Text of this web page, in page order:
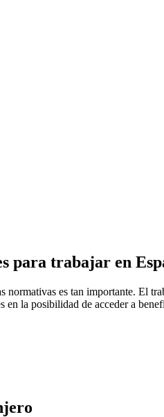
para trabajar en
es tan importante. El
la posibilidad de acceder a